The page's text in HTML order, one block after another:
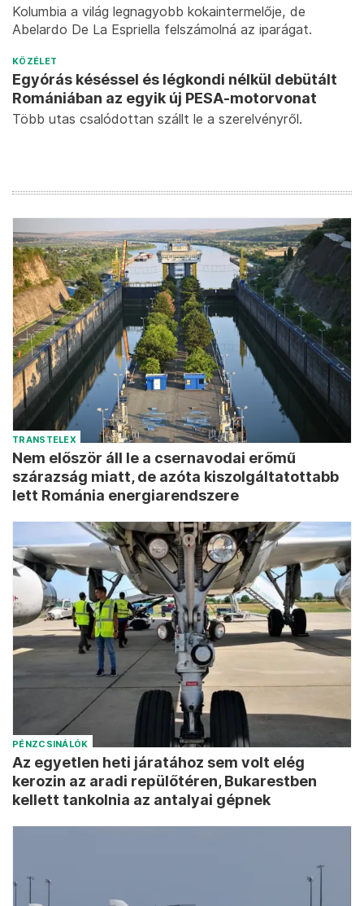
Kolumbia a világ legnagyobb kokaintermelője, de
Abelardo De La ‌Espriella felszámolná az iparágat.
KÖZÉLET
Egyórás késéssel és légkondi nélkül debütált
Romániában az egyik új PESA-motorvonat
Több utas csalódottan szállt le a szerelvényről.
TRANSTELEX
Nem először áll le a csernavodai erőmű
szárazság miatt, de azóta kiszolgáltatottabb
lett Románia energiarendszere
PÉNZCSINÁLÓK
Az egyetlen heti járatához sem volt elég
kerozin az aradi repülőtéren, Bukarestben
kellett tankolnia az antalyai gépnek